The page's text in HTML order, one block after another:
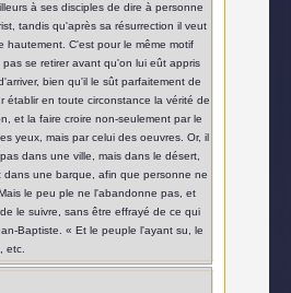
à ses disciples de dire à personne
tandis qu'après sa résurrection il veut
hautement. C'est pour le même motif
se retirer avant qu'on lui eût appris
bien qu'il le sût parfaitement de
établir en toute circonstance la vérité de
et la faire croire non-seulement par le
yeux, mais par celui des oeuvres. Or, il
dans une ville, mais dans le désert,
dans une barque, afin que personne ne
le peu ple ne l'abandonne pas, et
le suivre, sans être effrayé de ce qui
Baptiste. « Et le peuple l'ayant su, le
etc.